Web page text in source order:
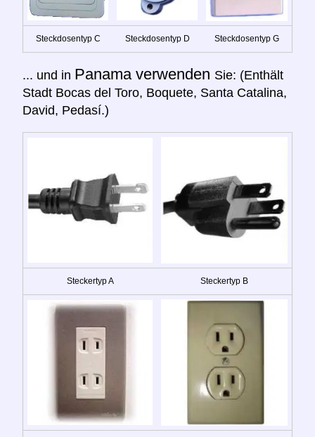
Steckdosentyp C Steckdosentyp D Steckdosentyp G
... und in Panama verwenden Sie: (Enthält
Stadt Bocas del Toro, Boquete, Santa Catalina,
David, Pedasí.)
Steckertyp A Steckertyp B